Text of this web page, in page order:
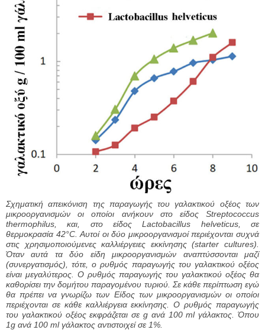
Σχηματική απεικόνιση της παραγωγής του γαλακτικού οξέος των
μικροοργανισμών οι οποίοι ανήκουν στο είδος Streptococcus
thermophilus, και, στο είδος Lactobacillus helveticus, σε
θερμοκρασία 42°C. Αυτοί οι δύο μικροοργανισμοί περιέχονται συχνά
στις χρησιμοποιούμενες καλλιέργειες εκκίνησης (starter cultures).
Όταν αυτά τα δύο είδη μικροοργανισμών αναπτύσσονται μαζί
(συνεργατισμός), τότε, ο ρυθμός παραγωγής του γαλακτικού οξέος
είναι μεγαλύτερος. Ο ρυθμός παραγωγής του γαλακτικού οξέος θα
καθορίσει την δομήτου παραγομένου τυριού. Σε κάθε περίπτωση εγώ
θα πρέπει να γνωρίζω των Είδος των μικροοργανισμών οι οποίοι
περιέχονται σε κάθε καλλιέργεια εκκίνησης. Ο ρυθμός παραγωγής
του γαλακτικού οξέος εκφράζεται σε g ανά 100 ml γάλακτος. Όπου
1g ανά 100 ml γάλακτος αντιστοιχεί σε 1%.